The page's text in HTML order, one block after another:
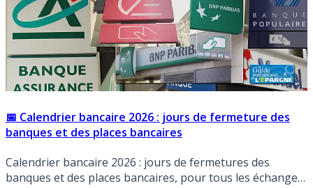
📅 Calendrier bancaire 2026 : jours de fermeture des
banques et des places bancaires
Calendrier bancaire 2026 : jours de fermetures des
banques et des places bancaires, pour tous les échanges